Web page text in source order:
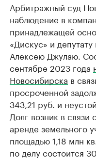
Арбитражный суд
наблюдение в
принадлежащей
«Дискус» и
Алексею Джулаю.
сентябре 2023 года
Новосибирска в
просроченной
343,21 руб. и
Долг возник в
аренде земельного
площадью 1,18 млн
по делу состоится